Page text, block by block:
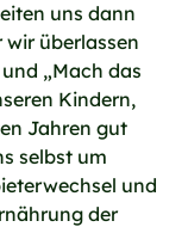
uns dann
wir überlassen
„Mach das
Kindern,
Jahren gut
selbst um
und
der